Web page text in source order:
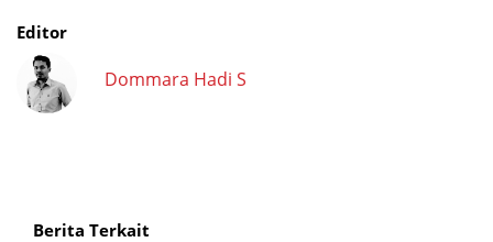
Editor
Dommara Hadi S
Berita Terkait